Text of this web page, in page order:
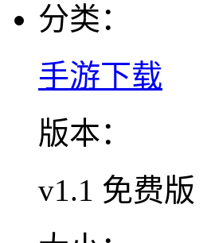
分类：
手游下载
版本：
v1.1 免费版